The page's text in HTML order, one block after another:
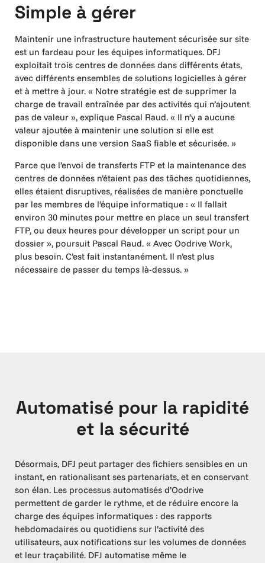
Simple à gérer
Maintenir une infrastructure hautement sécurisée sur site
est un fardeau pour les équipes informatiques. DFJ
exploitait trois centres de données dans différents états,
avec différents ensembles de solutions logicielles à gérer
et à mettre à jour. « Notre stratégie est de supprimer la
charge de travail entraînée par des activités qui n’ajoutent
pas de valeur », explique Pascal Raud. « Il n’y a aucune
valeur ajoutée à maintenir une solution si elle est
disponible dans une version SaaS fiable et sécurisée. »
Parce que l’envoi de transferts FTP et la maintenance des
centres de données n’étaient pas des tâches quotidiennes,
elles étaient disruptives, réalisées de manière ponctuelle
par les membres de l’équipe informatique : « Il fallait
environ 30 minutes pour mettre en place un seul transfert
FTP, ou deux heures pour développer un script pour un
dossier », poursuit Pascal Raud. « Avec Oodrive Work,
plus besoin. C’est fait instantanément. Il n’est plus
nécessaire de passer du temps là-dessus. »
Automatisé pour la rapidité
et la sécurité
Désormais, DFJ peut partager des fichiers sensibles en un
instant, en rationalisant ses partenariats, et en conservant
son élan. Les processus automatisés d’Oodrive
permettent de garder le rythme, et de réduire encore la
charge des équipes informatiques : des rapports
hebdomadaires ou quotidiens sur l’activité des
utilisateurs, aux notifications sur les volumes de données
et leur traçabilité. DFJ automatise même le